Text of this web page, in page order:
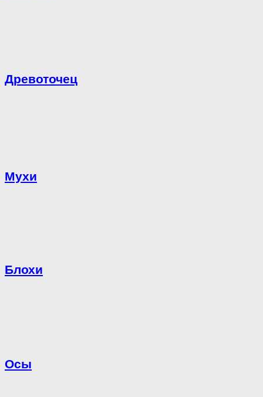
Древоточец
Мухи
Блохи
Осы